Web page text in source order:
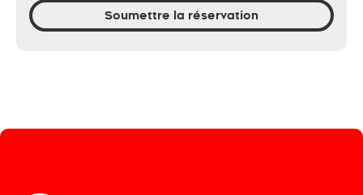
Soumettre la réservation